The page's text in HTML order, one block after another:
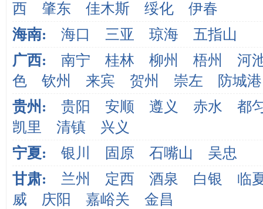
西
肇东 佳木斯 绥化
伊春
海南:
海口 三亚 琼海
五指山
广西:
南宁 桂林 柳州 梧州
河
色
钦州 来宾 贺州 崇左
防城港
贵州:
贵阳 安顺 遵义 赤水
都
凯里
清镇
兴义
宁夏:
银川 固原 石嘴山
吴忠
甘肃:
兰州 定西 酒泉 白银
临
威
庆阳 嘉峪关
金昌